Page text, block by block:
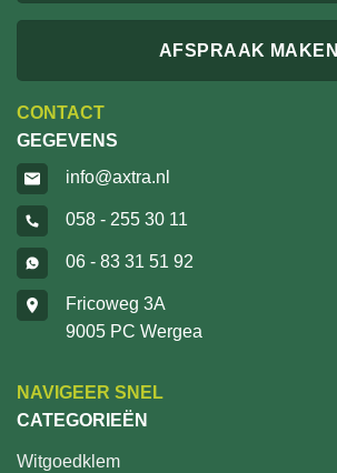
AFSPRAAK MAKEN
CONTACT
GEGEVENS
info@axtra.nl
058 - 255 30 11
06 - 83 31 51 92
Fricoweg 3A
9005 PC Wergea
NAVIGEER SNEL
CATEGORIEËN
Witgoedklem